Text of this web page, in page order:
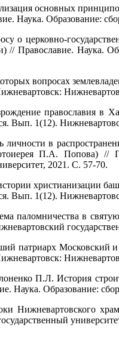
основных
Наука. Образование:
о церковно-
// Православие. Наука.
вопросах
православия в
Вып. 1(12).
в
П.А. Попова) //
2021. С. 57-70.
христианизации
Вып. 1(12).
паломничества в
патриарх Московский и
П.Л. История
Наука. Образование:
Нижневартовского